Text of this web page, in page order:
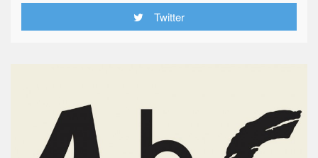
Twitter